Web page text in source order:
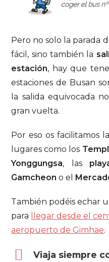
Pero no solo la parada
fácil, sino también la
estación, hay que
estaciones de Busan
la salida equivocada
gran vuelta.
Por eso os facilitamos
lugares como los
Yonggungsa, las
Gamcheon o el
También podéis echar
para
llegar desde el
aeropuerto de Gimhae.
Viaja siempre